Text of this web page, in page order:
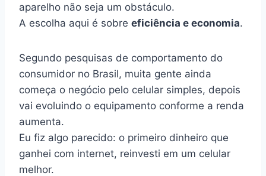
aparelho não seja um obstáculo.
A escolha aqui é sobre eficiência e economia.
Segundo pesquisas de comportamento do
consumidor no Brasil, muita gente ainda
começa o negócio pelo celular simples, depois
vai evoluindo o equipamento conforme a renda
aumenta.
Eu fiz algo parecido: o primeiro dinheiro que
ganhei com internet, reinvesti em um celular
melhor.